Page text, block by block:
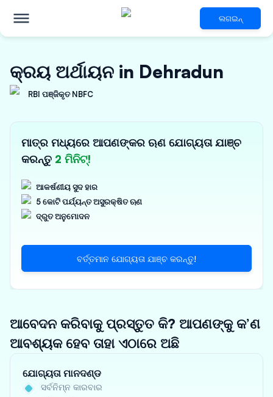
ଲଗଇନ୍
କ୍ରୟ ଅର୍ଥାୟନ in Dehradun
RBI ପଞ୍ଜିକୃତ NBFC
ମାତ୍ର ମଧ୍ୟରେ ଆପଣଙ୍କର ଋଣ ଯୋଗ୍ୟତା ଯାଞ୍ଚ
କରନ୍ତୁ 2 ମିନିଟ୍!
ଆକର୍ଷଣୀୟ ସୁଦ ହାର
5 କୋଟି ପର୍ଯ୍ୟନ୍ତ ଅସୁରକ୍ଷିତ ଋଣ
ଦ୍ରୁତ ଅନୁମୋଦନ
ବର୍ତ୍ତମାନ ଯୋଗ୍ୟତା ଯାଞ୍ଚ କରନ୍ତୁ!
ଆବେଦନ କରିବାକୁ ପ୍ରସ୍ତୁତ କି? ଆପଣଙ୍କୁ କ’ଣ
ଆବଶ୍ୟକ ହେବ ତାହା ଏଠାରେ ଅଛି
ଯୋଗ୍ୟତା ମାନଦଣ୍ଡ
ସର୍ବନିମ୍ନ କାରବାର